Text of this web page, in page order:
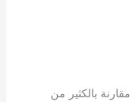
بالكثير من